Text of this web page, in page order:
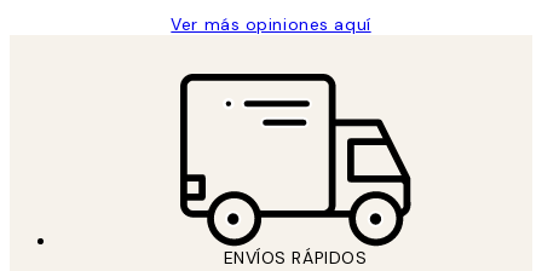
Ver más opiniones aquí
ENVÍOS RÁPIDOS